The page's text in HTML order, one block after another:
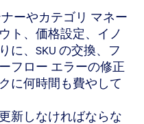
ーやカテゴリ マネー
ト、価格設定、イノ
に、SKU の交換、フ
フロー エラーの修正
に何時間も費やして
新しなければならな